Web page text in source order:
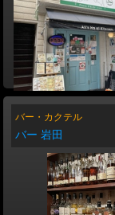
バー・カクテル
バー 岩田